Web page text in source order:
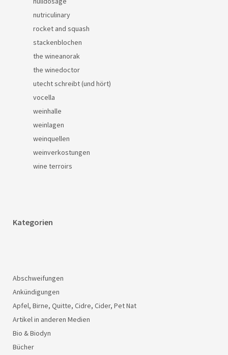
nutriculinary
rocket and squash
stackenblochen
the wineanorak
the winedoctor
utecht schreibt (und hört)
vocella
weinhalle
weinlagen
weinquellen
weinverkostungen
wine terroirs
Kategorien
Abschweifungen
Ankündigungen
Apfel, Birne, Quitte, Cidre, Cider, Pet Nat
Artikel in anderen Medien
Bio & Biodyn
Bücher